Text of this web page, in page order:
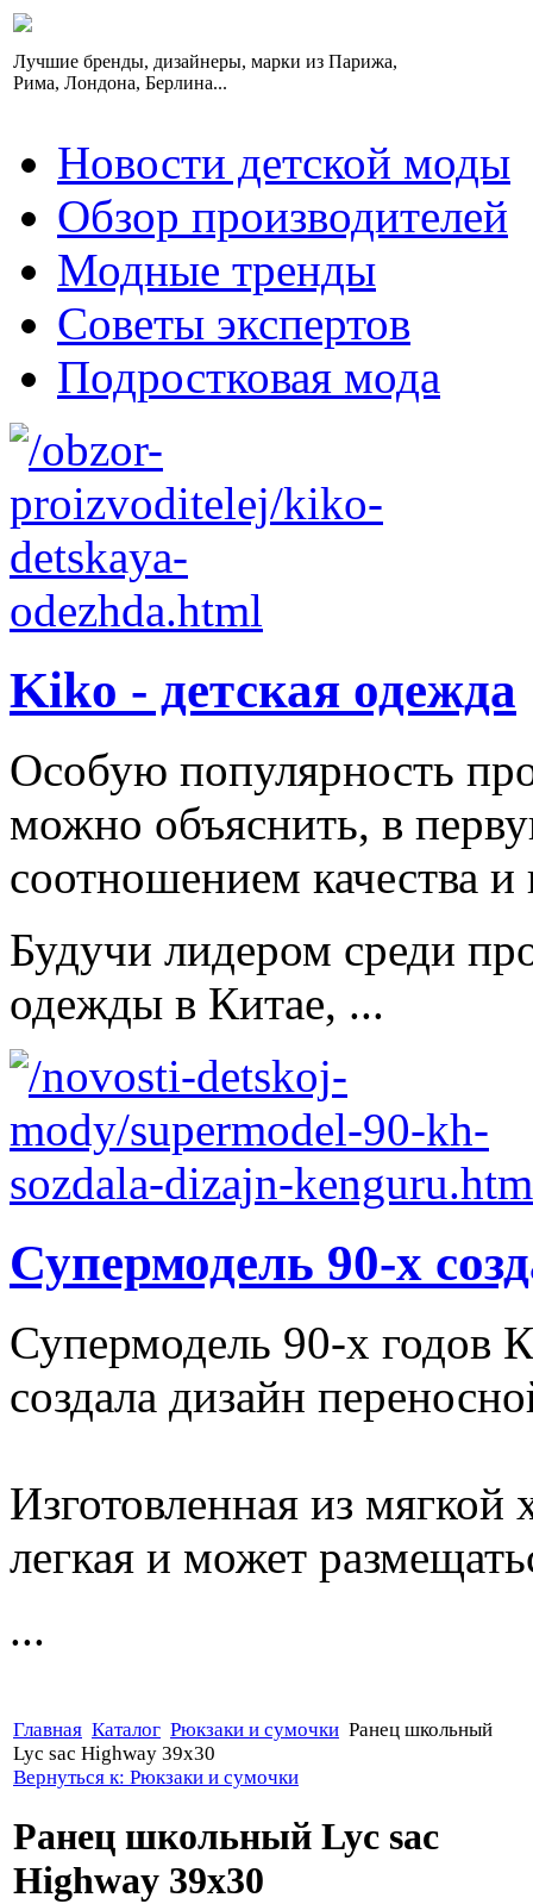
Лучшие бренды, дизайнеры, марки из Парижа,
Рима, Лондона, Берлина...
Новости детской моды
Обзор производителей
Модные тренды
Советы экспертов
Подростковая мода
Kiko - детская одежда
Особую популярность
можно объяснить, в
соотношением качества
Будучи лидером среди
одежды в Китае, ...
Супермодель 90-х
Супермодель 90-х годов
создала дизайн
Изготовленная из мягкой
легкая и может
...
Главная Каталог Рюкзаки и сумочки Ранец школьный
Lyc sac Highway 39x30
Вернуться к: Рюкзаки и сумочки
Ранец школьный Lyc sac
Highway 39x30